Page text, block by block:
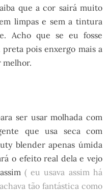
que a cor sairá muito
limpas e sem a tintura
Acho que se eu fosse
preta pois enxergo mais a
melhor.
ser usar molhada com
que usa seca com
blender apenas úmida
o efeito real dela e vejo
( eu usava assim há
tão fantástica como